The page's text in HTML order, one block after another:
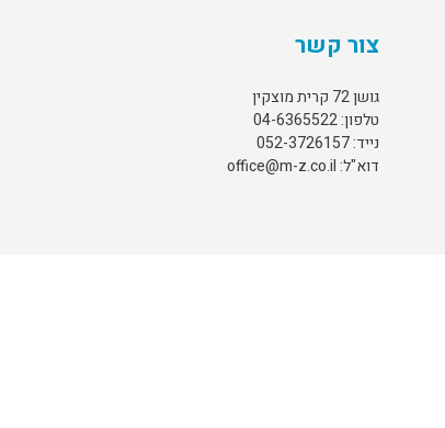
צור קשר
גושן 72 קרית מוצקין
טלפון: 04-6365522
נייד: 052-3726157
דוא"ל: office@m-z.co.il